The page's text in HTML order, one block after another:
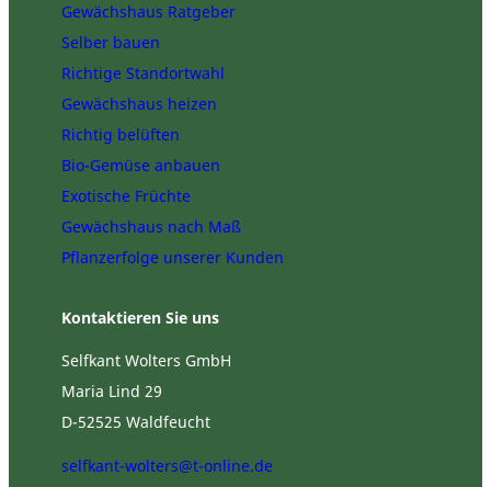
Gewächshaus Ratgeber
Selber bauen
Richtige Standortwahl
Gewächshaus heizen
Richtig belüften
Bio-Gemüse anbauen
Exotische Früchte
Gewächshaus nach Maß
Pflanzerfolge unserer Kunden
Kontaktieren Sie uns
Selfkant Wolters GmbH
Maria Lind 29
D-52525 Waldfeucht
selfkant-wolters@t-online.de